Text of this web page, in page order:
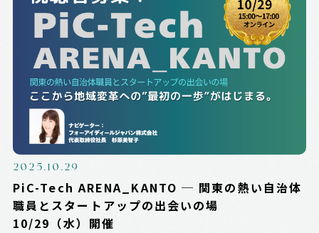
2025.10.29
PiC-Tech ARENA_KANTO ─ 関東の熱い自治体
職員とスタートアップの出会いの場
10/29（水）開催